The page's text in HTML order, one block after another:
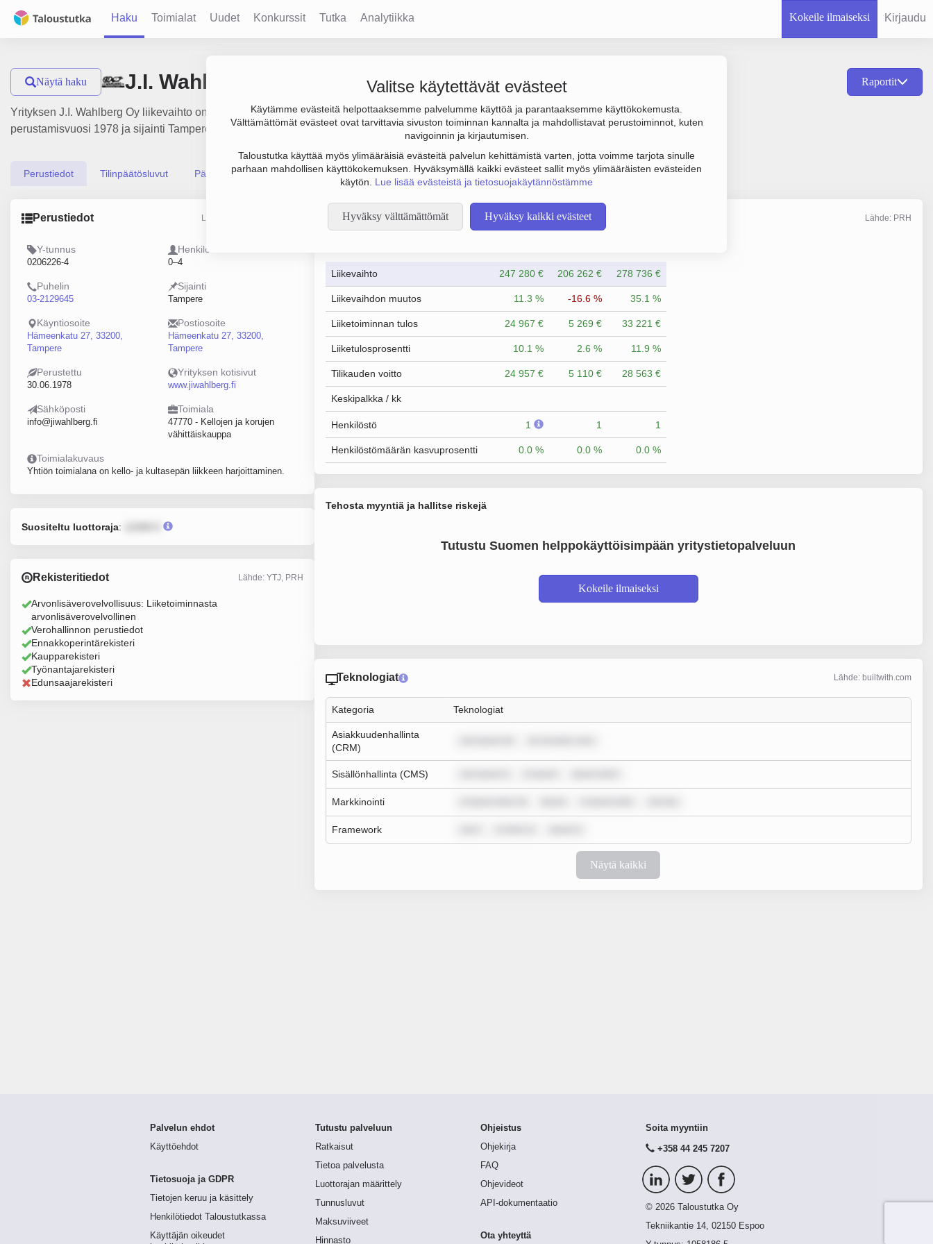
Haku Toimialat Uudet Konkurssit Tutka Analytiikka Kokeile ilmaiseksi Kirjaudu
Valitse käytettävät evästeet
Käytämme evästeitä helpottaaksemme palvelumme käyttöä ja parantaaksemme käyttökokemusta.
Välttämättömät evästeet ovat tarvittavia sivuston toiminnan kannalta ja mahdollistavat perustoiminnot, kuten
navigoinnin ja kirjautumisen.
Taloustutka käyttää myös ylimääräisiä evästeitä palvelun kehittämistä varten, jotta voimme tarjota sinulle
parhaan mahdollisen käyttökokemuksen. Hyväksymällä kaikki evästeet sallit myös ylimääräisten evästeiden
käytön. Lue lisää evästeistä ja tietosuojakäytännöstämme
Hyväksy välttämättömät Hyväksy kaikki evästeet
Näytä haku J.I. Wahlberg Oy Raportit
Yrityksen J.I. Wahlberg Oy liikevaihto on 279 000 €, tulos 33 000 € ja henkilöstömäärä 1. Sen päätoimiala on Kellojen ja korujen vähittäiskauppa,
perustamisvuosi 1978 ja sijainti Tampere. Yrityksen yhtiömuoto Osakeyhtiö (OY).
Perustiedot Tilinpäätösluvut Päättäjätiedot
Perustiedot Lähde: YTJ, PRH, Traficom
Y-tunnus
0206226-4
Henkilöstömäärä
0–4
Puhelin
03-2129645
Sijainti
Tampere
Käyntiosoite
Hämeenkatu 27, 33200,
Tampere
Postiosoite
Hämeenkatu 27, 33200,
Tampere
Perustettu
30.06.1978
Yrityksen kotisivut
www.jiwahlberg.fi
Sähköposti
info@jiwahlberg.fi
Toimiala
47770 - Kellojen ja korujen
vähittäiskauppa
Toimialakuvaus
Yhtiön toimialana on kello- ja kultasepän liikkeen harjoittaminen.
Suositeltu luottoraja:
Rekisteritiedot Lähde: YTJ, PRH
Arvonlisäverovelvollisuus: Liiketoiminnasta
arvonlisäverovelvollinen
Verohallinnon perustiedot
Ennakkoperintärekisteri
Kaupparekisteri
Työnantajarekisteri
Edunsaajarekisteri
Taloustiedot Lähde: PRH
Liikevaihto 247 280 € 206 262 € 278 736 €
Liikevaihdon muutos 11.3 % -16.6 % 35.1 %
Liiketoiminnan tulos 24 967 € 5 269 € 33 221 €
Liiketulosprosentti 10.1 % 2.6 % 11.9 %
Tilikauden voitto 24 957 € 5 110 € 28 563 €
Keskipalkka / kk
Henkilöstö 1 1 1
Henkilöstömäärän kasvuprosentti 0.0 % 0.0 % 0.0 %
Tehosta myyntiä ja hallitse riskejä
Tutustu Suomen helppokäyttöisimpään yritystietopalveluun
Kokeile ilmaiseksi
Teknologiat Lähde: builtwith.com
Kategoria Teknologiat
Asiakkuudenhallinta
(CRM)
Sisällönhallinta (CMS)
Markkinointi
Framework
Näytä kaikki
Palvelun ehdot
Käyttöehdot
Tietosuoja ja GDPR
Tietojen keruu ja käsittely
Henkilötiedot Taloustutkassa
Käyttäjän oikeudet
Tutustu palveluun
Ratkaisut
Tietoa palvelusta
Luottorajan määrittely
Tunnusluvut
Maksuviiveet
Hinnasto
Ohjeistus
Ohjekirja
FAQ
Ohjevideot
API-dokumentaatio
Ota yhteyttä
Soita myyntiin
+358 44 245 7207
© 2026 Taloustutka Oy
Tekniikantie 14, 02150 Espoo